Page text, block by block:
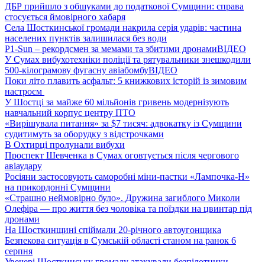
ДБР прийшло з обшуками до податкової Сумщини: справа
стосується ймовірного хабаря
Села Шосткинської громади накрила серія ударів: частина
населених пунктів залишилася без води
P1-Sun – рекордсмен за мемами та збитими дронамиВІДЕО
У Сумах вибухотехніки поліції та рятувальники знешкодили
500-кілограмову фугасну авіабомбуВІДЕО
Поки літо плавить асфальт: 5 книжкових історій із зимовим
настроєм
У Шостці за майже 60 мільйонів гривень модернізують
навчальний корпус центру ПТО
«Вирішувала питання» за $7 тисяч: адвокатку із Сумщини
судитимуть за оборудку з відстрочками
В Охтирці пролунали вибухи
Проспект Шевченка в Сумах оговтується після чергового
авіаудару
Росіяни застосовують саморобні міни-пастки «Лампочка-Н»
на прикордонні Сумщини
«Страшно неймовірно було». Дружина загиблого Миколи
Олефіра — про життя без чоловіка та поїздки на цвинтар під
дронами
На Шосткинщині спіймали 20-річного автоугонщика
Безпекова ситуація в Сумській області станом на ранок 6
серпня